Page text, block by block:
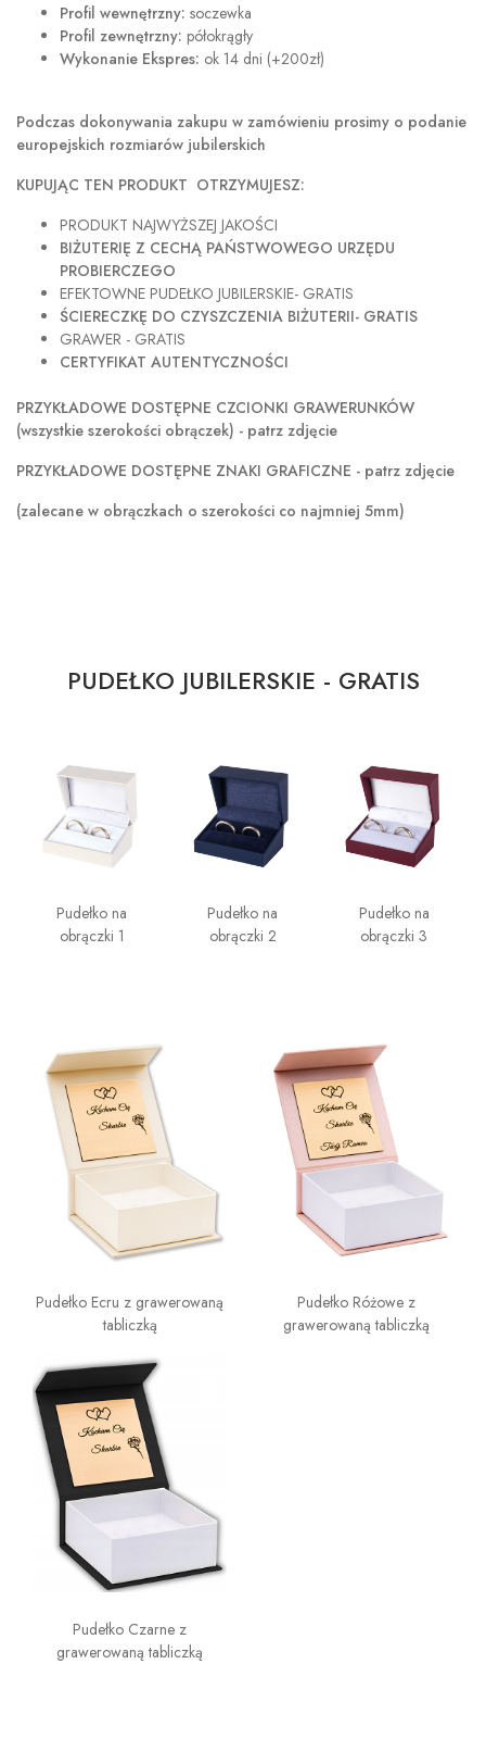
Profil wewnętrzny: soczewka
Profil zewnętrzny: półokrągły
Wykonanie Ekspres: ok 14 dni (+200zł)
Podczas dokonywania zakupu w zamówieniu prosimy o podanie
europejskich rozmiarów jubilerskich
KUPUJĄC TEN PRODUKT OTRZYMUJESZ:
PRODUKT NAJWYŻSZEJ JAKOŚCI
BIŻUTERIĘ Z CECHĄ PAŃSTWOWEGO URZĘDU
PROBIERCZEGO
EFEKTOWNE PUDEŁKO JUBILERSKIE- GRATIS
ŚCIERECZKĘ DO CZYSZCZENIA BIŻUTERII- GRATIS
GRAWER - GRATIS
CERTYFIKAT AUTENTYCZNOŚCI
PRZYKŁADOWE DOSTĘPNE CZCIONKI GRAWERUNKÓW
(wszystkie szerokości obrączek) - patrz zdjęcie
PRZYKŁADOWE DOSTĘPNE ZNAKI GRAFICZNE - patrz zdjęcie
(zalecane w obrączkach o szerokości co najmniej 5mm)
PUDEŁKO JUBILERSKIE - GRATIS
Pudełko na
obrączki 1
Pudełko na
obrączki 2
Pudełko na
obrączki 3
Pudełko Ecru z grawerowaną
tabliczką
Pudełko Różowe z
grawerowaną tabliczką
Pudełko Czarne z
grawerowaną tabliczką